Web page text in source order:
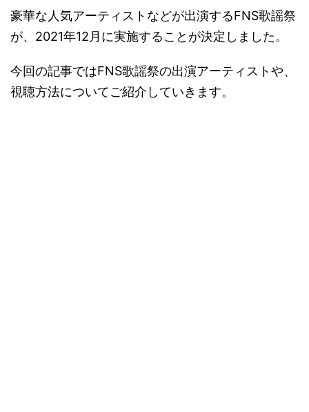
豪華な人気アーティストなどが出演するFNS歌謡祭
が、2021年12月に実施することが決定しました。
今回の記事ではFNS歌謡祭の出演アーティストや、
視聴方法についてご紹介していきます。